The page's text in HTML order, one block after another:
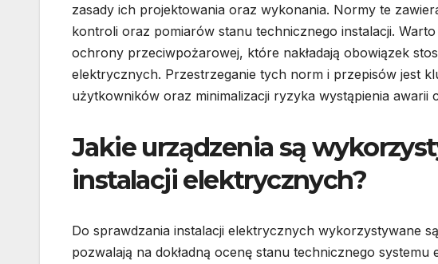
zasady ich projektowania oraz wykonania. Normy te
kontroli oraz pomiarów stanu technicznego instalacji.
ochrony przeciwpożarowej, które nakładają obowiązek
elektrycznych. Przestrzeganie tych norm i przepisów jest
użytkowników oraz minimalizacji ryzyka wystąpienia awarii
Jakie urządzenia są
instalacji elektrycznych?
Do sprawdzania instalacji elektrycznych wykorzystywane
pozwalają na dokładną ocenę stanu technicznego